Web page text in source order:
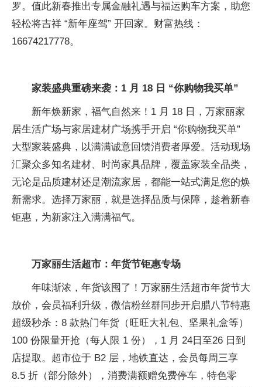
罗。值此新春推出专属金融礼遇与福运购车方案，助您
轻松将吉祥 “新年座驾” 开回家。财富热线：
16674217778。
家装盛典重磅来袭： 1 月 18 日 “你购物我买单”
新年焕新家，福气自然来！1 月 18 日，万家丽家
居生活广场与家居建材广场携手开启 “你购物我买单”
大型家装盛典，以满满诚意回馈消费者厚爱。活动现场
汇聚众多知名建材、时尚家具品牌，覆盖家装全品类，
无论是品质建材还是潮流家居，都能一站式满足您的焕
新需求。选择万家丽，就是选择品质与保障，趁着新春
钜惠，为新家注入满满福气。
万家丽生活超市：年货节钜惠专场
年味渐浓，年货该囤了！万家丽生活超市年货节大
放价，会员福利升级， 微信粉丝群同步开启腊八节特惠
超级秒杀：8 款热门年货（旺旺大礼包、坚果礼盒等）
100 份限量开抢（每人限 1 份），1 月 24日至26 日到
店提取。超市位于 B2 层，地铁直达，会员每周三享
8.5 折（部分除外），消费满额赠免费停车，特色零